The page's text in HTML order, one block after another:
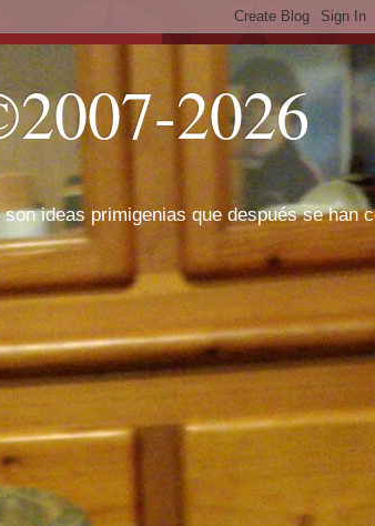
2026
ideas primigenias que después se han